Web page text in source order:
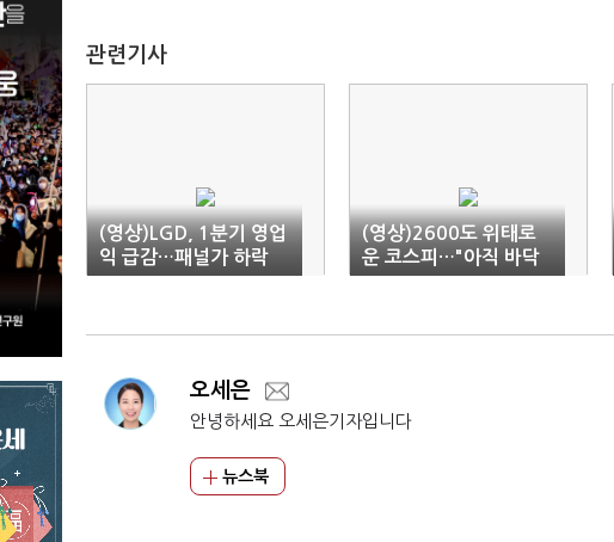
관련기사
(영상)LGD, 1분기 영업
익 급감…패널가 하락
여파(종합)
(영상)2600도 위태로
운 코스피…"아직 바닥
아니다"
오세은
안녕하세요 오세은기자입니다
뉴스북